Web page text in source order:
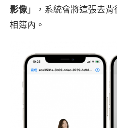
影像」，系統會將這張去
相簿內。